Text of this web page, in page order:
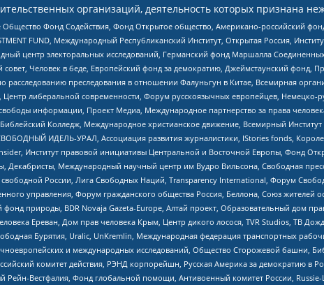
организаций, деятельность которых признана
Фонд Содействия, Фонд Открытое общество, Американо-российский
FUND, Международный Республиканский Институт, Открытая Россия,
центр электоральных исследований, Германский фонд Маршалла
Человек в беде, Европейский фонд за демократию, Джеймстаунский фонд,
преследования в отношении Фалуньгун в Китае, Всемирная
либеральной современности, Форум русскоязычных европейцев,
информации, Проект Медиа, Международное партнерство за права
Колледж, Международное христианское движение, Всемирный
ИДЕЛЬ-УРАЛ, Ассоциация развития журналистики, IStories fonds,
Институт правовой инициативы Центральной и Восточной Европы, Фонд
Международный научный центр им Вудро Вильсона, Свободная
России, Лига Свободных Наций, Transparеncy International, Форум
управления, Форум гражданского общества Россия, Беллона, Союз
природы, BDR Novaja Gazeta-Europe, Алтай проект, Образовательный дом
Ереван, Дом прав человека Крым, Центр дикого лосося, TVR Studios, ТВ
Бурятия, Uralic, UnKremlin, Международная федерация транспортных
и международных исследований, Общество Сторожевой башни,
комитет действия, РЭНД корпорейшн, Русская Америка за демократию в
Вестфалия, Фонд глобальной помощи, Антивоенный комитет России,